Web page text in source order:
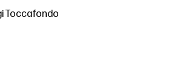
Toccafondo